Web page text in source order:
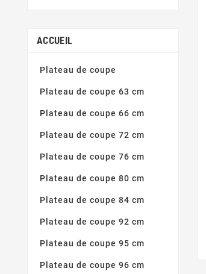
ACCUEIL
Plateau de coupe
Plateau de coupe 63 cm
Plateau de coupe 66 cm
Plateau de coupe 72 cm
Plateau de coupe 76 cm
Plateau de coupe 80 cm
Plateau de coupe 84 cm
Plateau de coupe 92 cm
Plateau de coupe 95 cm
Plateau de coupe 96 cm